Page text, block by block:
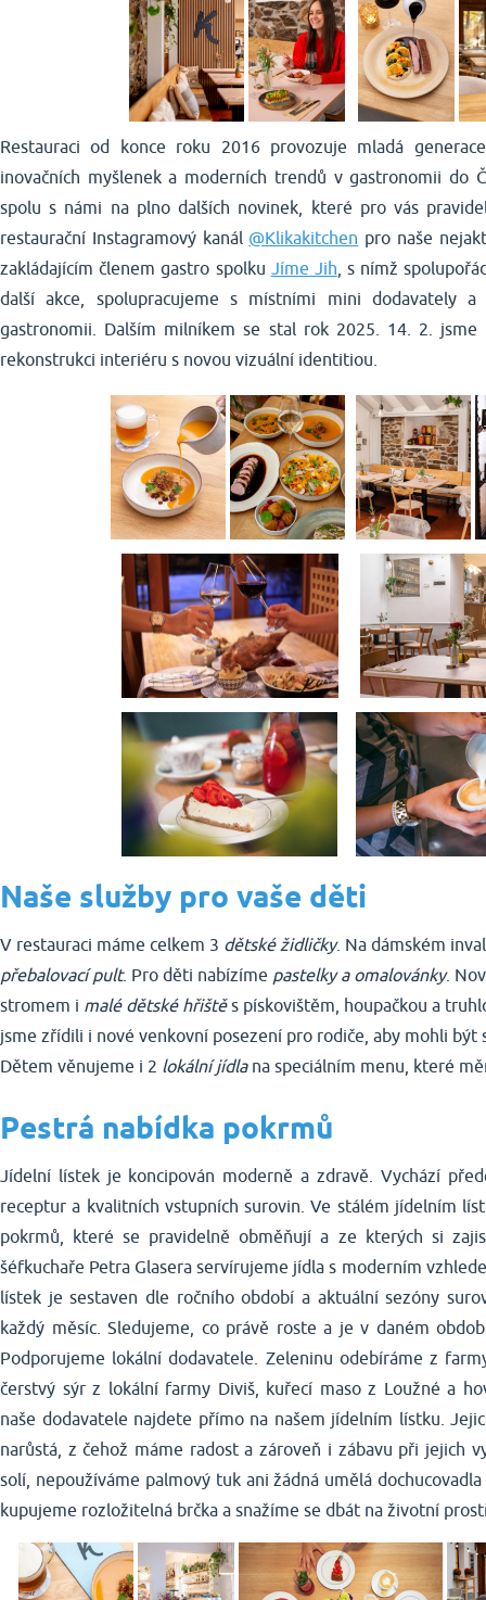
Restauraci od konce roku 2016 provozuje mladá
inovačních myšlenek a moderních trendů v gastronomii do
spolu s námi na plno dalších novinek, které pro vás
restaurační Instagramový kanál @Klikakitchen pro naše
zakládajícím členem gastro spolku Jíme Jih, s nímž
další akce, spolupracujeme s místními mini dodavately
gastronomii. Dalším milníkem se stal rok 2025. 14. 2.
rekonstrukci interiéru s novou vizuální identitiou.
Naše služby pro vaše děti
V restauraci máme celkem 3 dětské židličky. Na dámském
přebalovací pult. Pro děti nabízíme pastelky a omalovánky.
stromem i malé dětské hřištěs pískovištěm, houpačkou a
jsme zřídili i nové venkovní posezení pro rodiče, aby mohli být
Dětem věnujeme i 2 lokální jídlana speciálním menu, které
Pestrá nabídka pokrmů
Jídelní lístek je koncipován moderně a zdravě. Vychází
receptur a kvalitních vstupních surovin. Ve stálém jídelním
pokrmů, které se pravidelně obměňují a ze kterých si
šéfkuchaře Petra Glasera servírujeme jídla s moderním
lístek je sestaven dle ročního období a aktuální sezóny
každý měsíc. Sledujeme, co právě roste a je v daném
Podporujeme lokální dodavatele. Zeleninu odebíráme z
čerstvý sýr z lokální farmy Diviš, kuřecí maso z Loužné a
naše dodavatele najdete přímo na našem jídelním lístku.
narůstá, z čehož máme radost a zároveň i zábavu při jejich
solí, nepoužíváme palmový tuk ani žádná umělá
kupujeme rozložitelná brčka a snažíme se dbát na životní